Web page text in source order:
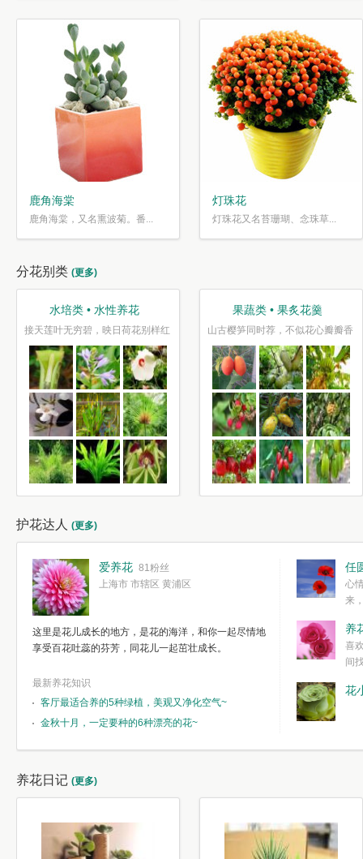
鹿角海棠
鹿角海棠，又名熏波菊。番...
灯珠花
灯珠花又名苔珊瑚、念珠草...
分花别类 (更多)
水培类 • 水性养花
接天莲叶无穷碧，映日荷花别样红
果蔬类 • 果炙花羹
山古樱笋同时荐，不似花心瓣瓣香
护花达人 (更多)
爱养花 81粉丝
上海市 市辖区 黄浦区
这里是花儿成长的地方，是花的海洋，和你一起尽情地
享受百花吐蕊的芬芳，同花儿一起茁壮成长。
最新养花知识
客厅最适合养的5种绿植，美观又净化空气~
金秋十月，一定要种的6种漂亮的花~
任
心
来
简单愉快的心
我们自己复杂
养
喜
间
花
养花日记 (更多)